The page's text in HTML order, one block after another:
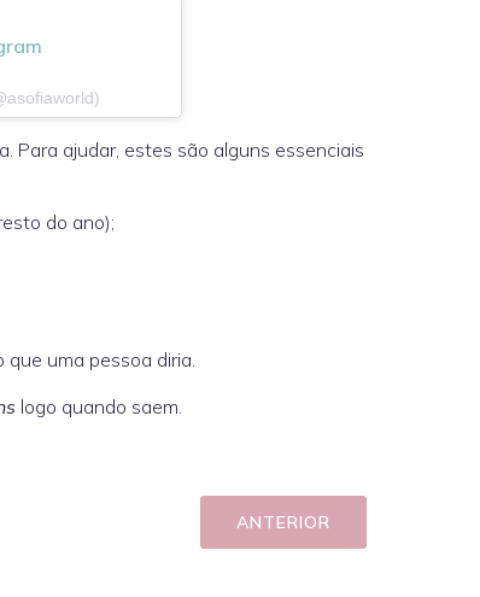
Para ajudar, estes são alguns essenciais
do ano);
uma pessoa diria.
logo quando saem.
ANTERIOR